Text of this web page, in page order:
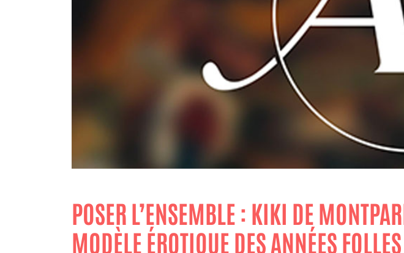
POSER L’ENSEMBLE : KIKI DE
MODÈLE ÉROTIQUE DES ANNÉES FOLLES